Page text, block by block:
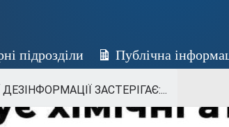
підрозділи Публічна
ЗАСТЕРІГАЄ:...